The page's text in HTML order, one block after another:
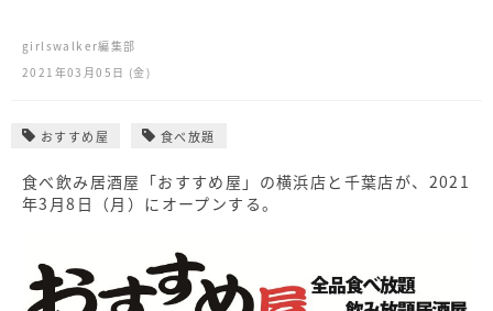
girlswalker編集部
2021年03月05日 (金)
おすすめ屋 食べ放題
食べ飲み居酒屋「おすすめ屋」の横浜店と千葉店が、2021
年3月8日（月）にオープンする。